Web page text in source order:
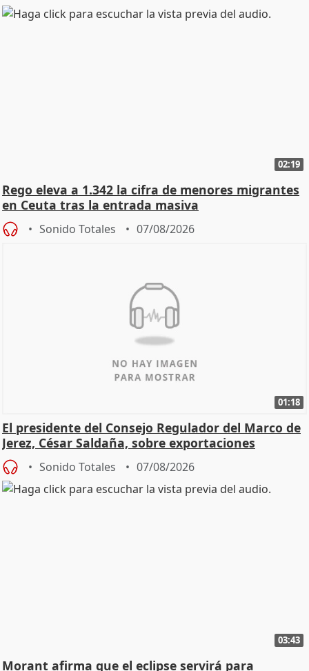
02:19
Rego eleva a 1.342 la cifra de menores migrantes
en Ceuta tras la entrada masiva
Sonido Totales 07/08/2026
01:18
El presidente del Consejo Regulador del Marco de
Jerez, César Saldaña, sobre exportaciones
Sonido Totales 07/08/2026
03:43
Morant afirma que el eclipse servirá para